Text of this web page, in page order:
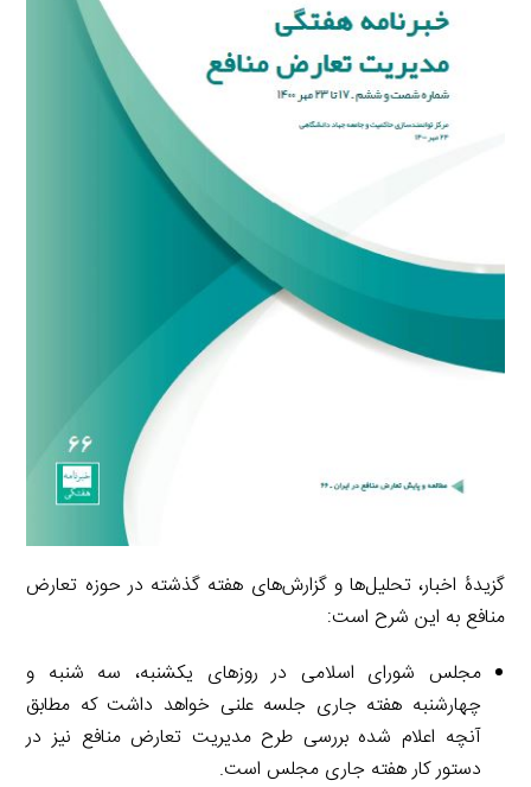
گزیدۀ اخبار، تحلیل‌ها و گزارش‌های هفته گذشته در حوزه تعارض
منافع به این شرح است:
مجلس شورای اسلامی در روزهای یکشنبه، سه شنبه و
چهارشنبه هفته جاری جلسه علنی خواهد داشت که مطابق
آنچه اعلام شده بررسی طرح مدیریت تعارض منافع نیز در
دستور کار هفته جاری مجلس است.